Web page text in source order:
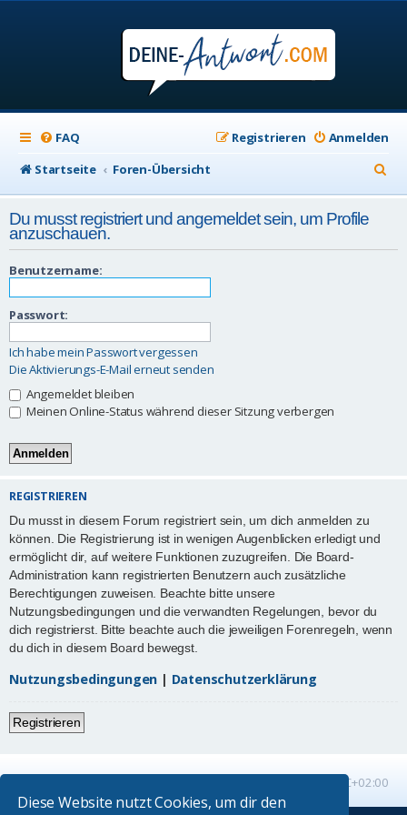
Diese Website nutzt Cookies, um dir den
FAQ Anmelden
Registrieren
Startseite
Foren-Übersicht
u
h
Du musst registriert und angemeldet sein, um Profile
anzuschauen.
Benutzername:
Passwort:
Ich habe mein Passwort vergessen
Die Aktivierungs-E-Mail erneut senden
Angemeldet bleiben
Meinen Online-Status während dieser Sitzung verbergen
REGISTRIEREN
Du musst in diesem Forum registriert sein, um dich anmelden zu
können. Die Registrierung ist in wenigen Augenblicken erledigt und
ermöglicht dir, auf weitere Funktionen zuzugreifen. Die Board-
Administration kann registrierten Benutzern auch zusätzliche
Berechtigungen zuweisen. Beachte bitte unsere
Nutzungsbedingungen und die verwandten Regelungen, bevor du
dich registrierst. Bitte beachte auch die jeweiligen Forenregeln, wenn
du dich in diesem Board bewegst.
Nutzungsbedingungen | Datenschutzerklärung
Registrieren
UTC+02:00